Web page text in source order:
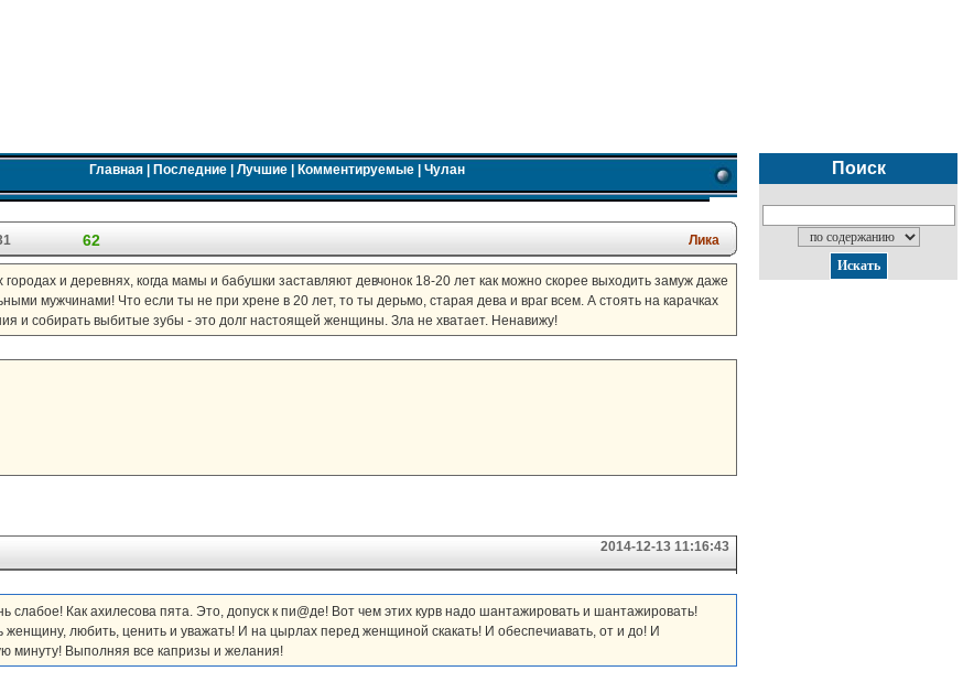
Главная| Последние| Лучшие| Комментируемые| Чулан
62 Лика
и деревнях, когда мамы и бабушки заставляют девчонок 18-20 лет как можно скорее выходить замуж даже
мужчинами! Что если ты не при хрене в 20 лет, то ты дерьмо, старая дева и враг всем. А стоять на карачках
и собирать выбитые зубы - это долг настоящей женщины. Зла не хватает. Ненавижу!
2014-12-13 11:16:43
слабое! Как ахилесова пята. Это, допуск к пи@де! Вот чем этих курв надо шантажировать и шантажировать!
женщину, любить, ценить и уважать! И на цырлах перед женщиной скакать! И обеспечиавать, от и до! И
минуту! Выполняя все капризы и желания!
Поиск